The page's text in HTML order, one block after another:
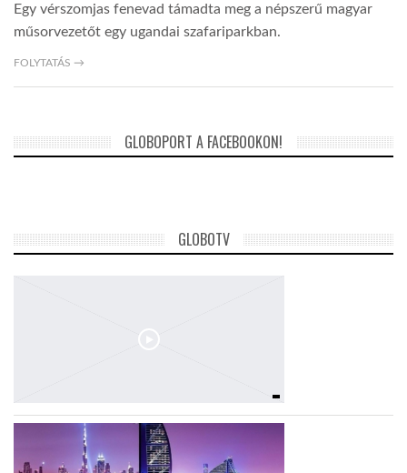
GLOBOTV BP
HÍR3D
GLOBOTV
LINKTR.EE
Egy vérszomjas fenevad támadta meg a népszerű magyar
műsorvezetőt egy ugandai szafariparkban.
FOLYTATÁS →
GLOBOPORT A FACEBOOKON!
GLOBOTV